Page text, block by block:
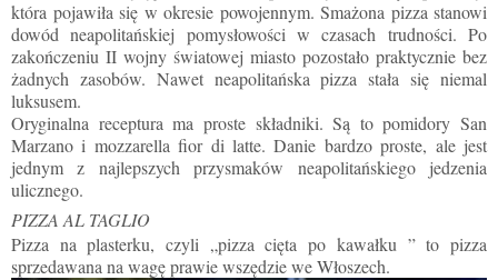
która pojawiła się w okresie powojennym. Smażona pizza stanowi
dowód neapolitańskiej pomysłowości w czasach trudności. Po
zakończeniu II wojny światowej miasto pozostało praktycznie bez
żadnych zasobów. Nawet neapolitańska pizza stała się niemal
luksusem.
Oryginalna receptura ma proste składniki. Są to pomidory San
Marzano i mozzarella fior di latte. Danie bardzo proste, ale jest
jednym z najlepszych przysmaków neapolitańskiego jedzenia
ulicznego.
PIZZA AL TAGLIO
Pizza na plasterku, czyli „pizza cięta po kawałku ” to pizza
sprzedawana na wagę prawie wszędzie we Włoszech.